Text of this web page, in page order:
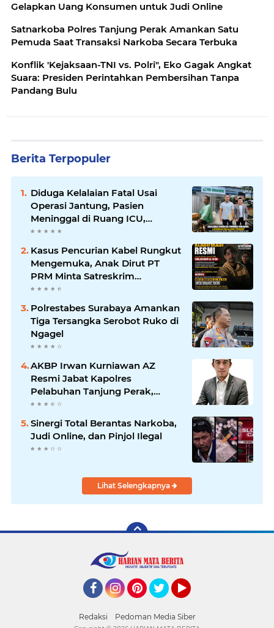
Gelapkan Uang Konsumen untuk Judi Online
Satnarkoba Polres Tanjung Perak Amankan Satu
Pemuda Saat Transaksi Narkoba Secara Terbuka
Konflik 'Kejaksaan-TNI vs. Polri", Eko Gagak Angkat
Suara: Presiden Perintahkan Pembersihan Tanpa
Pandang Bulu
Berita Terpopuler
Diduga Kelalaian Fatal Usai
Operasi Jantung, Pasien
Meninggal di Ruang ICU,
Keluarga Tuntut RSUD dr.
Soewandhie Bertanggung
Jawab
Kasus Pencurian Kabel Rungkut
Mengemuka, Anak Dirut PT
PRM Minta Satreskrim
Polrestabes Surabaya Usut
Hingga Tuntas
Polrestabes Surabaya Amankan
Tiga Tersangka Serobot Ruko di
Ngagel
AKBP Irwan Kurniawan AZ
Resmi Jabat Kapolres
Pelabuhan Tanjung Perak,
Pimpinan Redaksi
HarianMataBerita.com
Sampaikan Ucapan Selamat
Sinergi Total Berantas Narkoba,
Judi Online, dan Pinjol Ilegal
Lihat Selengkapnya
Redaksi Pedoman Media Siber